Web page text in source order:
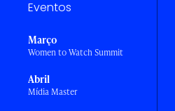
Eventos
Março
Women to Watch Summit
Abril
Mídia Master